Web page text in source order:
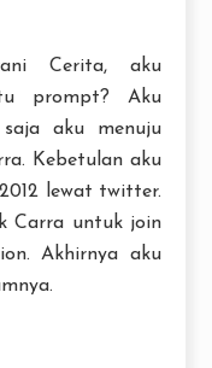
Cerita, aku
prompt? Aku
aku menuju
Kebetulan aku
lewat twitter.
Carra untuk join
Akhirnya aku